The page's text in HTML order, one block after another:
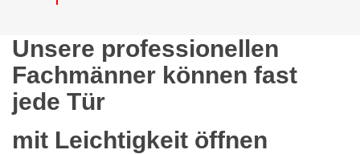
Unsere professionellen
Fachmänner können fast
jede Tür
mit Leichtigkeit öffnen